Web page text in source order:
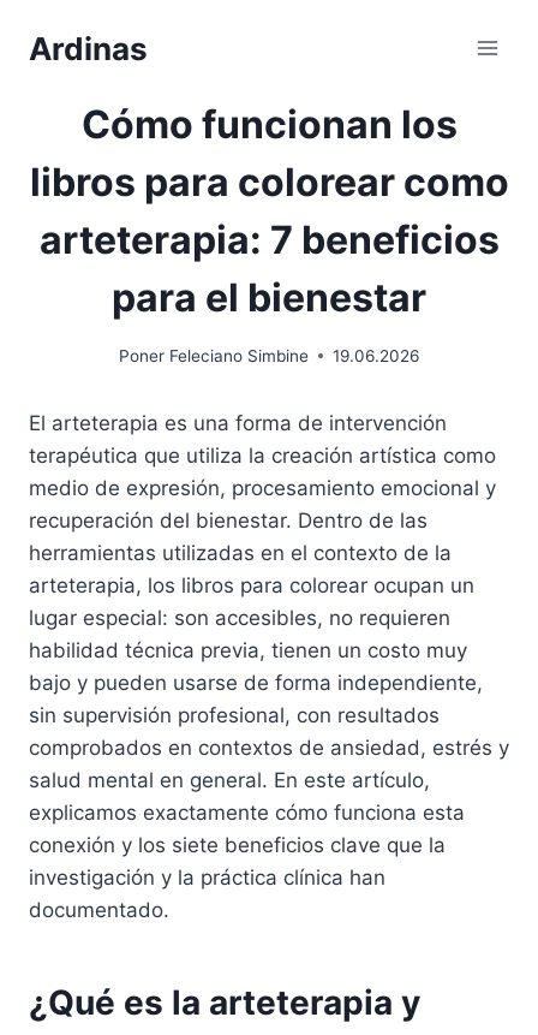
Ardinas
Cómo funcionan los
libros para colorear como
arteterapia: 7 beneficios
para el bienestar
Poner Feleciano Simbine 19.06.2026
El arteterapia es una forma de intervención
terapéutica que utiliza la creación artística como
medio de expresión, procesamiento emocional y
recuperación del bienestar. Dentro de las
herramientas utilizadas en el contexto de la
arteterapia, los libros para colorear ocupan un
lugar especial: son accesibles, no requieren
habilidad técnica previa, tienen un costo muy
bajo y pueden usarse de forma independiente,
sin supervisión profesional, con resultados
comprobados en contextos de ansiedad, estrés y
salud mental en general. En este artículo,
explicamos exactamente cómo funciona esta
conexión y los siete beneficios clave que la
investigación y la práctica clínica han
documentado.
¿Qué es la arteterapia y